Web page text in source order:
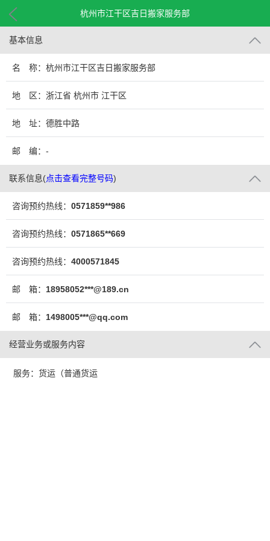
杭州市江干区吉日搬家服务部
基本信息
名 称：杭州市江干区吉日搬家服务部
地 区：浙江省 杭州市 江干区
地 址：德胜中路
邮 编：-
联系信息(点击查看完整号码)
咨询预约热线： 0571859**986
咨询预约热线： 0571865**669
咨询预约热线： 4000571845
邮 箱： 18958052***@189.cn
邮 箱： 1498005***@qq.com
经营业务或服务内容
服务：货运（普通货运